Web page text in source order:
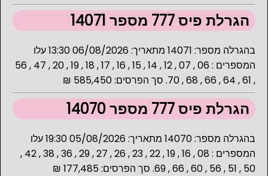
הגרלת פיס 777 מספר 14071
בהגרלה מספר: 14071 מתאריך: 06/08/2026 13:30 עלו
המספרים : 06 , 07 , 12 , 14 , 15 , 16 , 17 , 18 , 19 , 20 , 47 , 56
, 61 , 64 , 66 , 68 , 70. סך הפרסים: 585,450 ₪
הגרלת פיס 777 מספר 14070
בהגרלה מספר: 14070 מתאריך: 05/08/2026 19:30 עלו
המספרים : 08 , 16 , 19 , 22 , 23 , 26 , 27 , 29 , 36 , 38 , 42 ,
50 , 51 , 56 , 60 , 66 , 69. סך הפרסים: 177,485 ₪